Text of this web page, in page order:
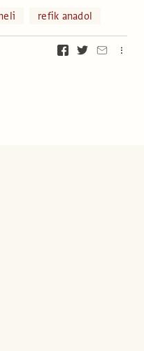
refik anadol